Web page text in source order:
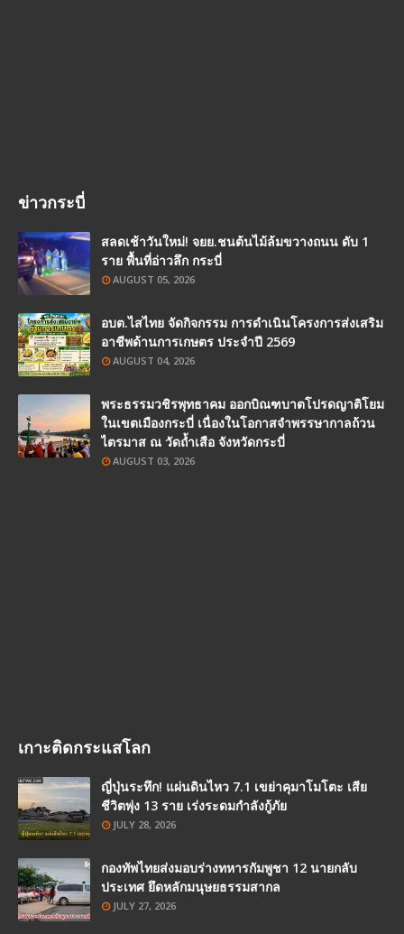
ข่าวกระบี่
สลดเช้าวันใหม่! จยย.ชนต้นไม้ล้มขวางถนน ดับ 1
ราย พื้นที่อ่าวลึก กระบี่
AUGUST 05, 2026
อบต.ไสไทย จัดกิจกรรม การดำเนินโครงการส่งเสริม
อาชีพด้านการเกษตร ประจำปี 2569
AUGUST 04, 2026
พระธรรมวชิรพุทธาคม ออกบิณฑบาตโปรดญาติโยม
ในเขตเมืองกระบี่ เนื่องในโอกาสจำพรรษากาลถ้วน
ไตรมาส ณ วัดถ้ำเสือ จังหวัดกระบี่
AUGUST 03, 2026
เกาะติดกระแสโลก
ญี่ปุ่นระทึก! แผ่นดินไหว 7.1 เขย่าคุมาโมโตะ เสีย
ชีวิตพุ่ง 13 ราย เร่งระดมกำลังกู้ภัย
JULY 28, 2026
กองทัพไทยส่งมอบร่างทหารกัมพูชา 12 นายกลับ
ประเทศ ยึดหลักมนุษยธรรมสากล
JULY 27, 2026